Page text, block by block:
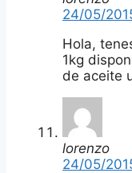
24/05/
Hola,
1kg
de aceite
lorenzo
24/05/